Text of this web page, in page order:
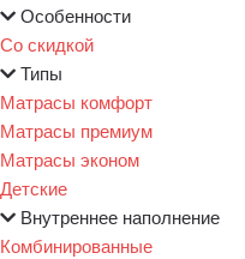
Особенности
Со скидкой
Типы
Матрасы комфорт
Матрасы премиум
Матрасы эконом
Детские
Внутреннее наполнение
Комбинированные